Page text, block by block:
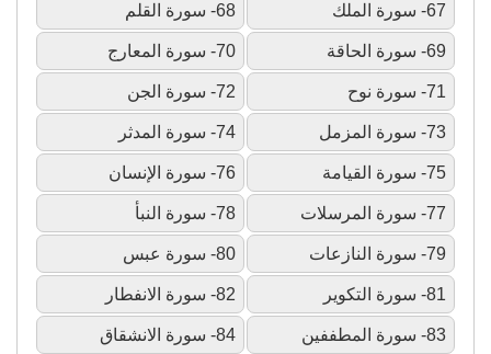
67- سورة الملك 68- سورة القلم
69- سورة الحاقة 70- سورة المعارج
71- سورة نوح 72- سورة الجن
73- سورة المزمل 74- سورة المدثر
75- سورة القيامة 76- سورة الإنسان
77- سورة المرسلات 78- سورة النبأ
79- سورة النازعات 80- سورة عبس
81- سورة التكوير 82- سورة الانفطار
83- سورة المطففين 84- سورة الانشقاق